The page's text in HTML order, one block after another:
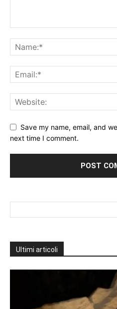
Save my name, email, and
next time I comment.
Ultimi articoli